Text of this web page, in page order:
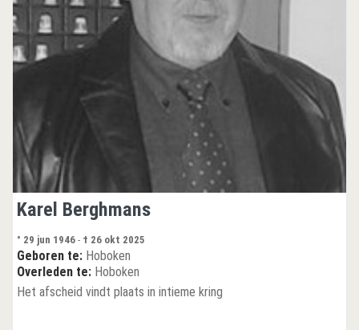
Karel Berghmans
° 29 jun 1946 - † 26 okt 2025
Geboren te: Hoboken
Overleden te: Hoboken
Het afscheid vindt plaats in intieme kring